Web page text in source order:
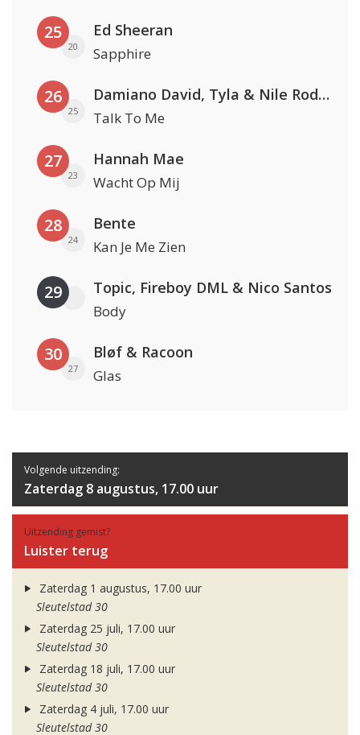
25
20
Ed Sheeran
Sapphire
26
25
Damiano David, Tyla & Nile Rodgers
Talk To Me
27
23
Hannah Mae
Wacht Op Mij
28
24
Bente
Kan Je Me Zien
29 Topic, Fireboy DML & Nico Santos
Body
30
27
Bløf & Racoon
Glas
Volgende uitzending:
Zaterdag 8 augustus, 17.00 uur
Uitzending gemist?
Luister terug
Zaterdag 1 augustus, 17.00 uur
Sleutelstad 30
Zaterdag 25 juli, 17.00 uur
Sleutelstad 30
Zaterdag 18 juli, 17.00 uur
Sleutelstad 30
Zaterdag 4 juli, 17.00 uur
Sleutelstad 30